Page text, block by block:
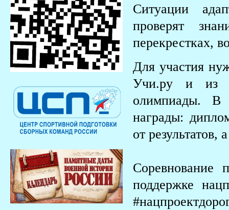
Ситуации
проверят
перекрестках,
Для участия
Учи.ру и из
олимпиады. В
награды:
от
Соревнование
поддержке